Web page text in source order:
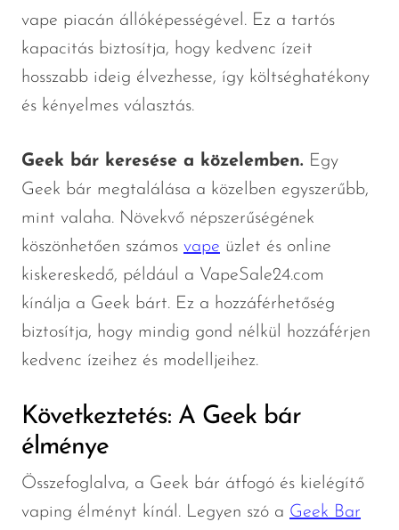
vape piacán állóképességével. Ez a tartós
kapacitás biztosítja, hogy kedvenc ízeit
hosszabb ideig élvezhesse, így költséghatékony
és kényelmes választás.
Geek bár keresése a közelemben. Egy
Geek bár megtalálása a közelben egyszerűbb,
mint valaha. Növekvő népszerűségének
köszönhetően számos vape üzlet és online
kiskereskedő, például a VapeSale24.com
kínálja a Geek bárt. Ez a hozzáférhetőség
biztosítja, hogy mindig gond nélkül hozzáférjen
kedvenc ízeihez és modelljeihez.
Következtetés: A Geek bár
élménye
Összefoglalva, a Geek bár átfogó és kielégítő
vaping élményt kínál. Legyen szó a Geek Bar